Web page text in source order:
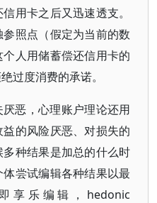
用卡之后又迅速透支。
照点（假定为当前的数
人用储蓄偿还信用卡的
过度消费的承诺。
恶，心理账户理论还用
的风险厌恶、对损失的
种结果是加总的什么时
尝试编辑各种结果以最
享乐编辑，hedonic